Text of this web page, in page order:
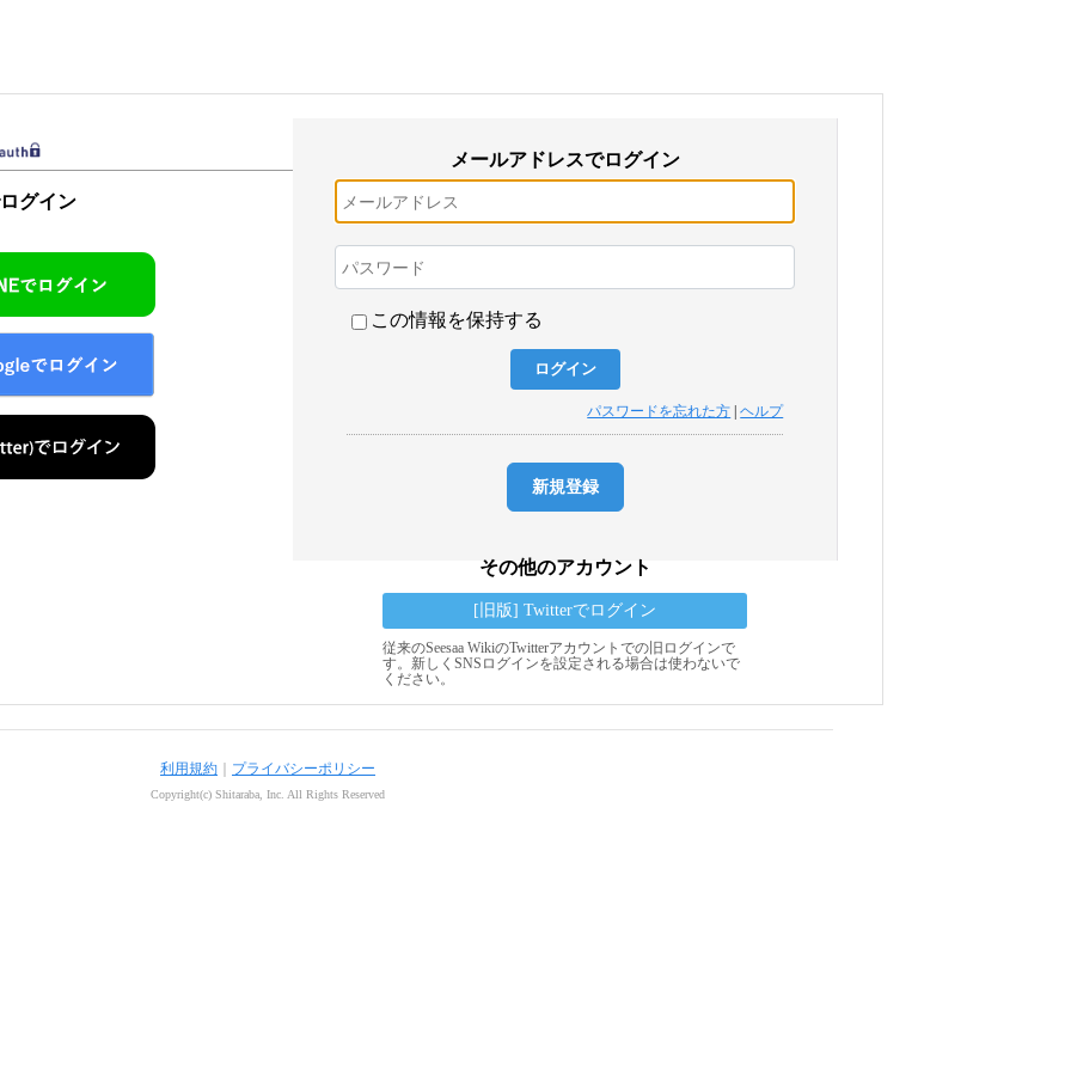
グイン
メールアドレスでログイン
この情報を保持する
パスワードを忘れた方 |ヘルプ
新規登録
その他のアカウント
[旧版] Twitterでログイン
従来のSeesaa WikiのTwitterアカウントでの旧ログインで
す。新しくSNSログインを設定される場合は使わないで
ください。
利用規約 プライバシーポリシー
Copyright(c) Shitaraba, Inc. All Rights Reserved